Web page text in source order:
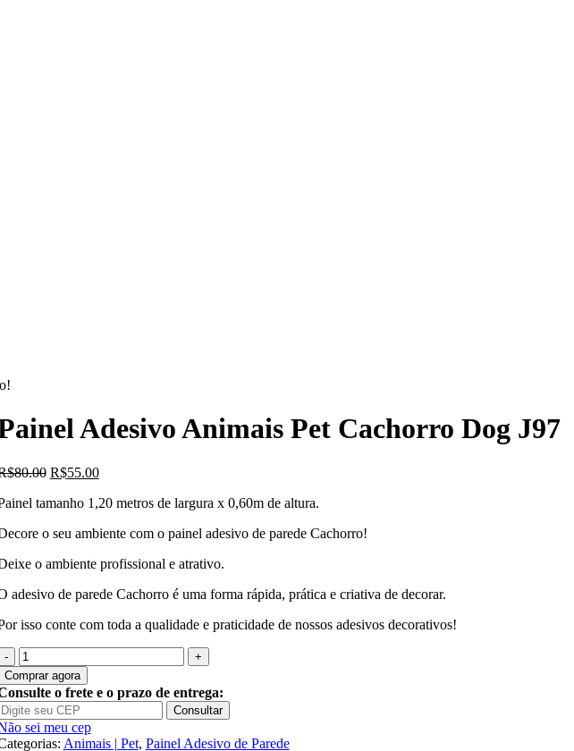
Adesivo Animais Pet Cachorro Dog J97
80.00 O
original
R$80.00.
R$55.00O
atual
R$55.00.
tamanho 1,20 metros de largura x 0,60m de altura.
o seu ambiente com o painel adesivo de parede Cachorro!
o ambiente profissional e atrativo.
adesivo de parede Cachorro é uma forma rápida, prática e criativa de decorar.
isso conte com toda a qualidade e praticidade de nossos adesivos decorativos!
Quantidade
de
Painel
Adesivo
Animais
Pet
Comprar agora
o frete e o prazo de entrega:
Consultar
sei meu cep
Animais | Pet, Painel Adesivo de Parede